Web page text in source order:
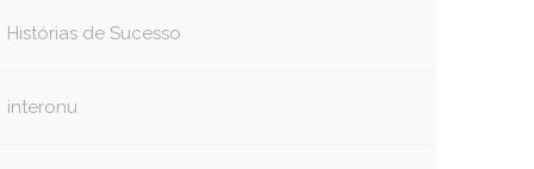
Histórias de Sucesso
interonu